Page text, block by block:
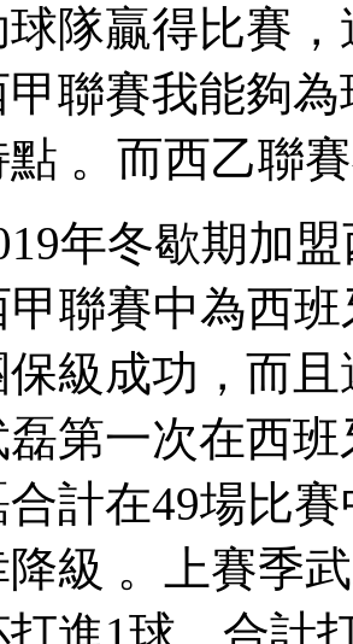
隊贏得比賽
西甲聯賽我能夠
 。而西乙聯
年冬歇期加盟
聯賽中為西班
級成功，而且
第一次在西班
計在49場比賽
級 。上賽季
1球，合計打